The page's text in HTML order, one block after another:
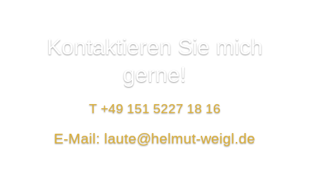
Kontaktieren Sie mich
gerne!
T +49 151 5227 18 16
E-Mail: laute@helmut-weigl.de